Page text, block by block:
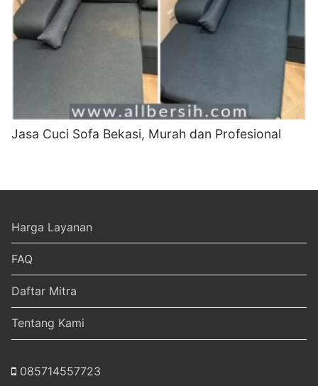
Jasa Cuci Sofa Bekasi, Murah dan Profesional
Harga Layanan
FAQ
Daftar Mitra
Tentang Kami
085714557723